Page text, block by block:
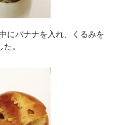
にバナナを入れ、くるみを
。